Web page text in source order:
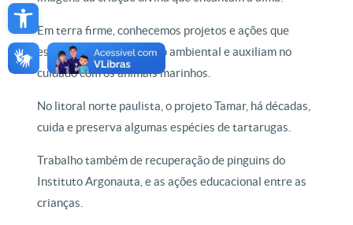
Open toolbar
Em terra firme, conhecemos projetos e ações que
estimulam a preservação ambiental e auxiliam no
cuidado com os animais marinhos.
No litoral norte paulista, o projeto Tamar, há décadas,
cuida e preserva algumas espécies de tartarugas.
Trabalho também de recuperação de pinguins do
Instituto Argonauta, e as ações educacional entre as
crianças.